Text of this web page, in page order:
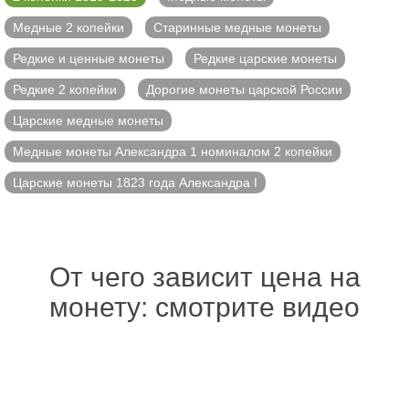
Медные 2 копейки Старинные медные монеты
Редкие и ценные монеты Редкие царские монеты
Редкие 2 копейки Дорогие монеты царской России
Царские медные монеты
Медные монеты Александра 1 номиналом 2 копейки
Царские монеты 1823 года Александра I
От чего зависит цена на
монету: смотрите видео